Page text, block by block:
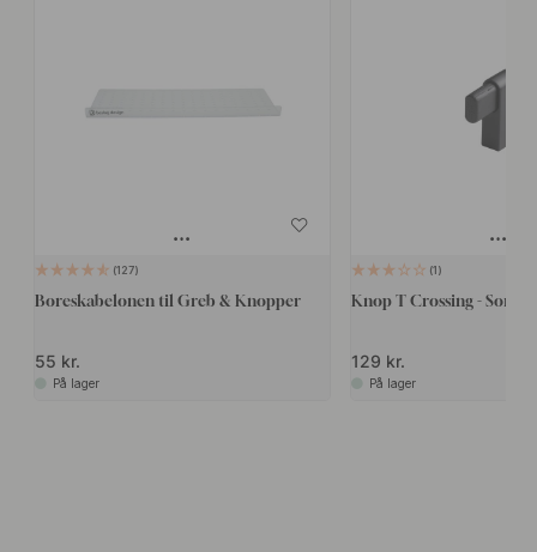
127
Boreskabelonen til Greb & Knopper
55 kr.
På lager
1
Knop T Crossing - Sort/
129 kr.
På lager